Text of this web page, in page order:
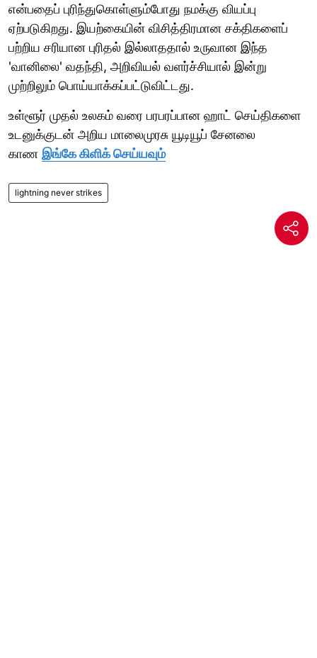
என்பதைப் புரிந்துகொள்ளும்போது நமக்கு வியப்பு
ஏற்படுகிறது. இயற்கையின் விசித்திரமான சக்திகளைப்
பற்றிய சரியான புரிதல் இல்லாததால் உருவான இந்த
'வானிலை' வதந்தி, அறிவியல் வளர்ச்சியால் இன்று
முற்றிலும் பொய்யாக்கப்பட்டுவிட்டது.
உள்ளூர் முதல் உலகம் வரை பரபரப்பான ஹாட் செய்திகளை
உடனுக்குடன் அறிய மாலைமுரசு யூடியூப் சேனலை
காண இங்கே கிளிக் செய்யவும்
lightning never strikes